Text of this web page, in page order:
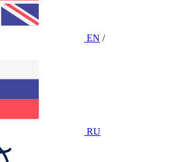
EN /
RU